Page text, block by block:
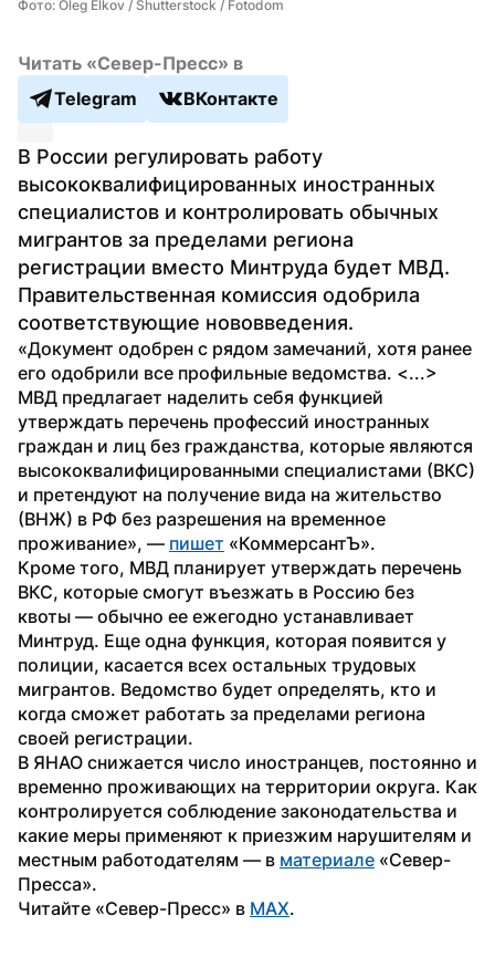
Фото: Oleg Elkov / Shutterstock / Fotodom
Читать «Север-Пресс» в
Telegram
ВКонтакте
В России регулировать работу
высококвалифицированных иностранных
специалистов и контролировать обычных
мигрантов за пределами региона
регистрации вместо Минтруда будет МВД.
Правительственная комиссия одобрила
соответствующие нововведения.
«Документ одобрен с рядом замечаний, хотя ранее
его одобрили все профильные ведомства. <...>
МВД предлагает наделить себя функцией
утверждать перечень профессий иностранных
граждан и лиц без гражданства, которые являются
высококвалифицированными специалистами (ВКС)
и претендуют на получение вида на жительство
(ВНЖ) в РФ без разрешения на временное
проживание», — пишет «КоммерсантЪ».
Кроме того, МВД планирует утверждать перечень
ВКС, которые смогут въезжать в Россию без
квоты — обычно ее ежегодно устанавливает
Минтруд. Еще одна функция, которая появится у
полиции, касается всех остальных трудовых
мигрантов. Ведомство будет определять, кто и
когда сможет работать за пределами региона
своей регистрации.
В ЯНАО снижается число иностранцев, постоянно и
временно проживающих на территории округа. Как
контролируется соблюдение законодательства и
какие меры применяют к приезжим нарушителям и
местным работодателям — в материале «Север-
Пресса».
Читайте «Север-Пресс» в MAX.